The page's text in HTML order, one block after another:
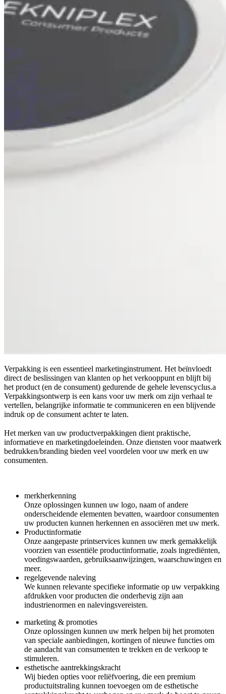
Verpakking is een essentieel marketinginstrument. Het beïnvloedt
direct de beslissingen van klanten op het verkooppunt en blijft bij
het product (en de consument) gedurende de gehele levenscyclus.a
Verpakkingsontwerp is een kans voor uw merk om zijn verhaal te
vertellen, belangrijke informatie te communiceren en een blijvende
indruk op de consument achter te laten.
Het merken van uw productverpakkingen dient praktische,
informatieve en marketingdoeleinden. Onze diensten voor maatwerk
bedrukken/branding bieden veel voordelen voor uw merk en uw
consumenten.
merkherkenning
Onze oplossingen kunnen uw logo, naam of andere
onderscheidende elementen bevatten, waardoor consumenten
uw producten kunnen herkennen en associëren met uw merk.
Productinformatie
Onze aangepaste printservices kunnen uw merk gemakkelijk
voorzien van essentiële productinformatie, zoals ingrediënten,
voedingswaarden, gebruiksaanwijzingen, waarschuwingen en
meer.
regelgevende naleving
We kunnen relevante specifieke informatie op uw verpakking
afdrukken voor producten die onderhevig zijn aan
industrienormen en nalevingsvereisten.
marketing & promoties
Onze oplossingen kunnen uw merk helpen bij het promoten
van speciale aanbiedingen, kortingen of nieuwe functies om
de aandacht van consumenten te trekken en de verkoop te
stimuleren.
esthetische aantrekkingskracht
Wij bieden opties voor reliëfvoering, die een premium
productuitstraling kunnen toevoegen om de esthetische